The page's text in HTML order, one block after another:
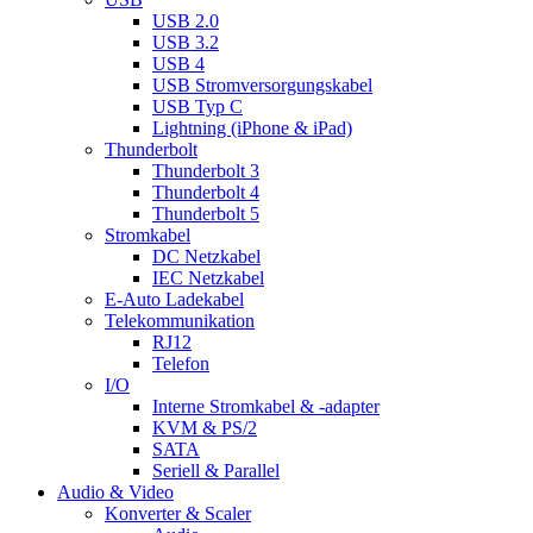
USB 2.0
USB 3.2
USB 4
USB Stromversorgungskabel
USB Typ C
Lightning (iPhone & iPad)
Thunderbolt
Thunderbolt 3
Thunderbolt 4
Thunderbolt 5
Stromkabel
DC Netzkabel
IEC Netzkabel
E-Auto Ladekabel
Telekommunikation
RJ12
Telefon
I/O
Interne Stromkabel & -adapter
KVM & PS/2
SATA
Seriell & Parallel
Audio & Video
Konverter & Scaler